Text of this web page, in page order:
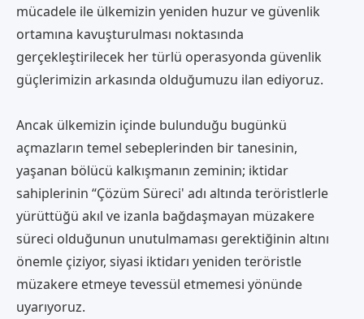
mücadele ile ülkemizin yeniden huzur ve güvenlik
ortamına kavuşturulması noktasında
gerçekleştirilecek her türlü operasyonda güvenlik
güçlerimizin arkasında olduğumuzu ilan ediyoruz.
Ancak ülkemizin içinde bulunduğu bugünkü
açmazların temel sebeplerinden bir tanesinin,
yaşanan bölücü kalkışmanın zeminin; iktidar
sahiplerinin “Çözüm Süreci' adı altında teröristlerle
yürüttüğü akıl ve izanla bağdaşmayan müzakere
süreci olduğunun unutulmaması gerektiğinin altını
önemle çiziyor, siyasi iktidarı yeniden teröristle
müzakere etmeye tevessül etmemesi yönünde
uyarıyoruz.